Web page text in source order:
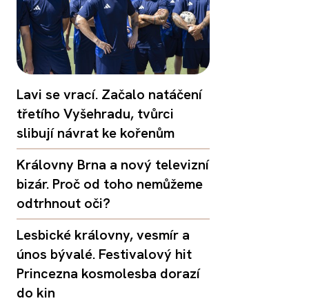
Lavi se vrací. Začalo natáčení
třetího Vyšehradu, tvůrci
slibují návrat ke kořenům
Královny Brna a nový televizní
bizár. Proč od toho nemůžeme
odtrhnout oči?
Lesbické královny, vesmír a
únos bývalé. Festivalový hit
Princezna kosmolesba dorazí
do kin